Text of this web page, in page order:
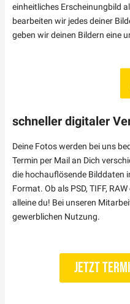
einheitliches Erscheinungbild
bearbeiten wir jedes deiner
geben wir deinen Bildern eine
schneller digitaler
Deine Fotos werden bei uns
Termin per Mail an Dich
die hochauflösende Bilddaten
Format. Ob als PSD, TIFF,
alleine du! Bei unseren
gewerblichen Nutzung.
Jetzt